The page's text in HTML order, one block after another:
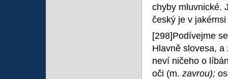
chyby mluvnické.
český je v
[298]Podívejme
Hlavně slovesa,
neví ničeho o
oči (m. zavrou);